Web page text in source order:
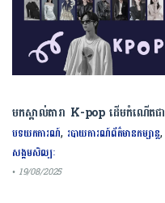
មកស្គាល់តារា K-pop ដើមកំណើតជា
ជនជាតិចិនទាំង ៩រូប ល្បីល្បាញលំដាប់
ពិភពលោក
បទយកការណ៍, របាយការណ៍ព័ត៌មានកម្សាន្ត,
សង្គមសិល្បៈ
• 19/08/2025